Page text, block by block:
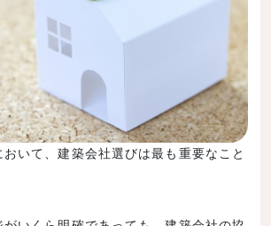
いて、建築会社選びは最も重要なこと